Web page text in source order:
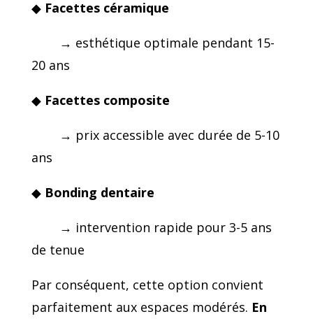
◆ Facettes céramique
→ esthétique optimale pendant 15-
20 ans
◆ Facettes composite
→ prix accessible avec durée de 5-10
ans
◆ Bonding dentaire
→ intervention rapide pour 3-5 ans
de tenue
Par conséquent, cette option convient
parfaitement aux espaces modérés. En